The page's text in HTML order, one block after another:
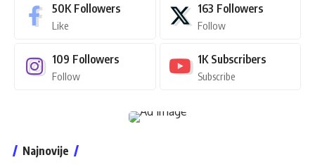
50K Followers
Like
163 Followers
Follow
109 Followers
Follow
1K Subscribers
Subscribe
Najnovije